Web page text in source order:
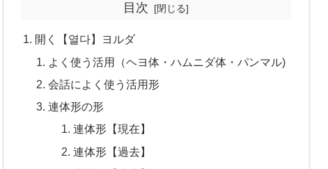
目次
開く【열다】ヨルダ
よく使う活用（ヘヨ体・ハムニダ体・パンマル)
会話によく使う活用形
連体形の形
連体形【現在】
連体形【過去】